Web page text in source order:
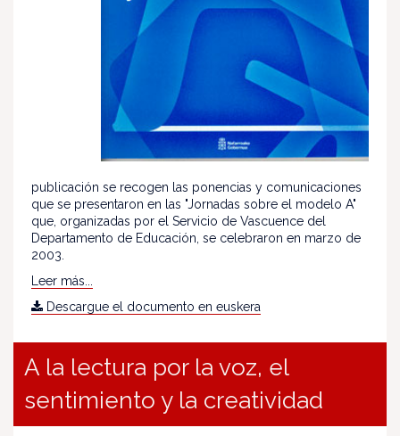
publicación se recogen las ponencias y comunicaciones
que se presentaron en las "Jornadas sobre el modelo A"
que, organizadas por el Servicio de Vascuence del
Departamento de Educación, se celebraron en marzo de
2003.
Leer más...
Descargue el documento en euskera
A la lectura por la voz, el
sentimiento y la creatividad